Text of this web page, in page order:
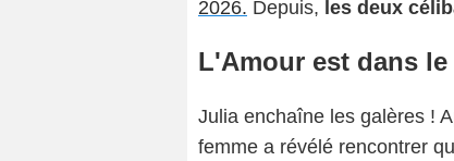
2026. Depuis, les deux
L'Amour est dans
Julia enchaîne les galères !
femme a révélé rencontrer